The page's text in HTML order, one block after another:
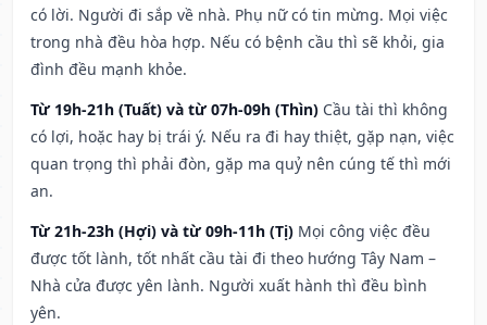
có lời. Người đi sắp về nhà. Phụ nữ có tin mừng. Mọi việc
trong nhà đều hòa hợp. Nếu có bệnh cầu thì sẽ khỏi, gia
đình đều mạnh khỏe.
Từ 19h-21h (Tuất) và từ 07h-09h (Thìn) Cầu tài thì không
có lợi, hoặc hay bị trái ý. Nếu ra đi hay thiệt, gặp nạn, việc
quan trọng thì phải đòn, gặp ma quỷ nên cúng tế thì mới
an.
Từ 21h-23h (Hợi) và từ 09h-11h (Tị) Mọi công việc đều
được tốt lành, tốt nhất cầu tài đi theo hướng Tây Nam –
Nhà cửa được yên lành. Người xuất hành thì đều bình
yên.